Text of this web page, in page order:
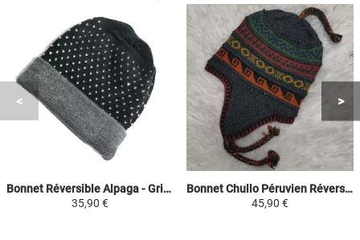
Bonnet Réversible Alpaga - Gris points blancs - Tissé Main en Alpaga
35,90 €
Bonnet Chullo Péruvien Réversible - Gris Foncé / Couleur Vin - Tissé Main en Alpaga avec Motifs Ethniques
45,90 €